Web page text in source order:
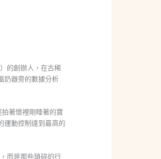
的創辦人，在古稀
奶器旁的數據分析
著懷裡剛睡著的寶
運動控制達到最高的
而是那些瑣碎的行